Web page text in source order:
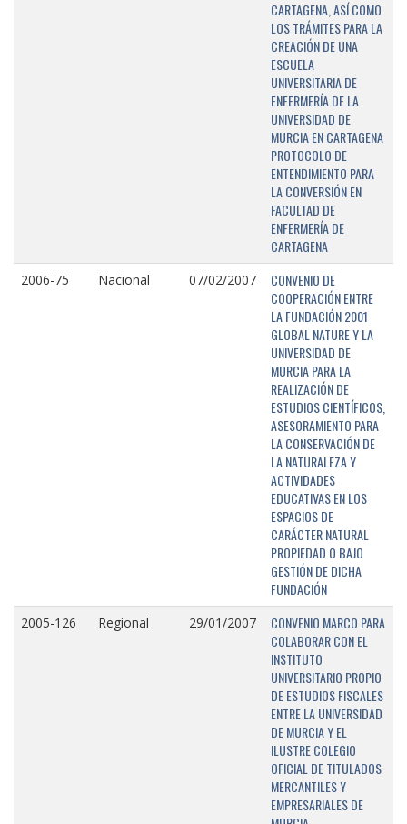
CARTAGENA, ASÍ COMO
LOS TRÁMITES PARA LA
CREACIÓN DE UNA
ESCUELA
UNIVERSITARIA DE
ENFERMERÍA DE LA
UNIVERSIDAD DE
MURCIA EN CARTAGENA
PROTOCOLO DE
ENTENDIMIENTO PARA
LA CONVERSIÓN EN
FACULTAD DE
ENFERMERÍA DE
CARTAGENA
2006-75 Nacional 07/02/2007
CONVENIO DE
COOPERACIÓN ENTRE
LA FUNDACIÓN 2001
GLOBAL NATURE Y LA
UNIVERSIDAD DE
MURCIA PARA LA
REALIZACIÓN DE
ESTUDIOS CIENTÍFICOS,
ASESORAMIENTO PARA
LA CONSERVACIÓN DE
LA NATURALEZA Y
ACTIVIDADES
EDUCATIVAS EN LOS
ESPACIOS DE
CARÁCTER NATURAL
PROPIEDAD O BAJO
GESTIÓN DE DICHA
FUNDACIÓN
2005-126 Regional 29/01/2007
CONVENIO MARCO PARA
COLABORAR CON EL
INSTITUTO
UNIVERSITARIO PROPIO
DE ESTUDIOS FISCALES
ENTRE LA UNIVERSIDAD
DE MURCIA Y EL
ILUSTRE COLEGIO
OFICIAL DE TITULADOS
MERCANTILES Y
EMPRESARIALES DE